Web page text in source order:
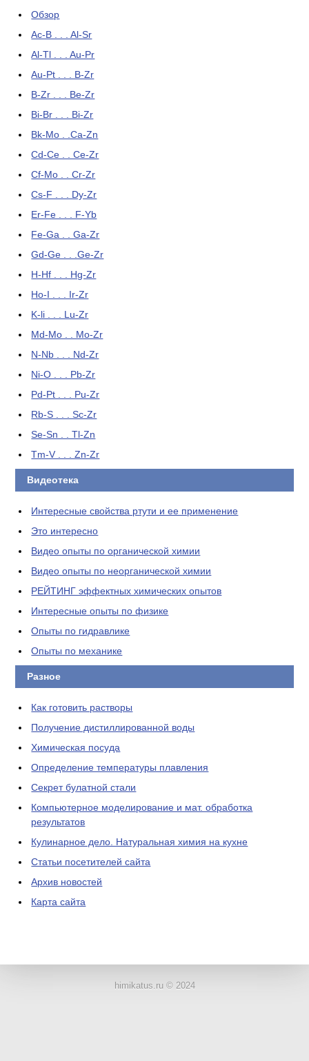
Обзор
Ac-B . . . Al-Sr
Al-Tl . . . Au-Pr
Au-Pt . . . B-Zr
B-Zr . . . Be-Zr
Bi-Br . . . Bi-Zr
Bk-Mo . .Ca-Zn
Cd-Ce . . Ce-Zr
Cf-Mo . . Cr-Zr
Cs-F . . . Dy-Zr
Er-Fe . . . F-Yb
Fe-Ga . . Ga-Zr
Gd-Ge . . .Ge-Zr
H-Hf . . . Hg-Zr
Ho-I . . . Ir-Zr
K-li . . . Lu-Zr
Md-Mo . . Mo-Zr
N-Nb . . . Nd-Zr
Ni-O . . . Pb-Zr
Pd-Pt . . . Pu-Zr
Rb-S . . . Sc-Zr
Se-Sn . . Tl-Zn
Tm-V . . . Zn-Zr
Видеотека
Интересные свойства ртути и ее применение
Это интересно
Видео опыты по органической химии
Видео опыты по неорганической химии
РЕЙТИНГ эффектных химических опытов
Интересные опыты по физике
Опыты по гидравлике
Опыты по механике
Разное
Как готовить растворы
Получение дистиллированной воды
Химическая посуда
Определение температуры плавления
Секрет булатной стали
Компьютерное моделирование и мат. обработка
результатов
Кулинарное дело. Натуральная химия на кухне
Статьи посетителей сайта
Архив новостей
Карта сайта
himikatus.ru © 2024